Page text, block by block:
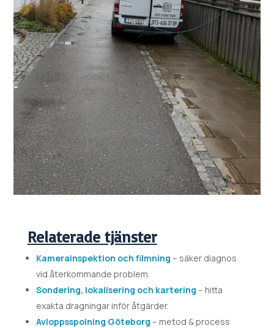
Relaterade tjänster
Kamerainspektion och filmning – säker diagnos
vid återkommande problem.
Sondering, lokalisering och kartering – hitta
exakta dragningar inför åtgärder.
Avloppsspolning Göteborg – metod & process